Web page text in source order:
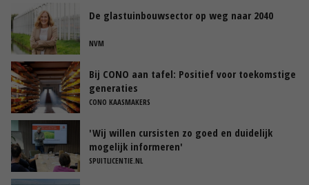
De glastuinbouwsector op weg naar 2040
NVM
Bij CONO aan tafel: Positief voor toekomstige
generaties
CONO KAASMAKERS
'Wij willen cursisten zo goed en duidelijk
mogelijk informeren'
SPUITLICENTIE.NL